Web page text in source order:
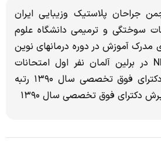
جراحان پلاستیک وزیبایی ایران
سوختگی و ترمیمی دانشگاه علوم
مدرک آموزش در دوره درمانهای نوین
زخم ها و NPWT در برلین آلمان نفر اول امتحانات
شفاهی پذیرش دکترای فوق تخصصی سال ۱۳۹۰ رتبه
دکترای فوق تخصصی سال ۱۳۹۰